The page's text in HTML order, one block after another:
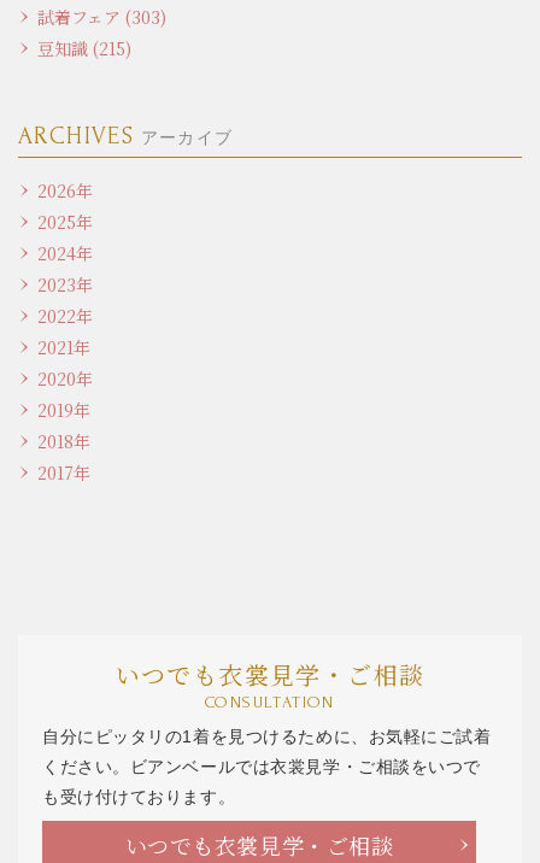
試着フェア (303)
豆知識 (215)
ARCHIVES アーカイブ
2026年
2025年
2024年
2023年
2022年
2021年
2020年
2019年
2018年
2017年
いつでも衣裳見学・ご相談
CONSULTATION
自分にピッタリの1着を見つけるために、お気軽にご試着
ください。ビアンベールでは衣裳見学・ご相談をいつで
も受け付けております。
いつでも衣裳見学・ご相談